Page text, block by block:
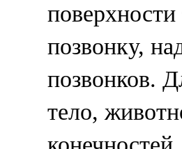
поверхности
позвонку,
позвонков.
тело,